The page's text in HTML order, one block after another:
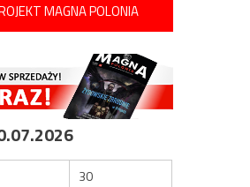
MAGNA POLONIA
30